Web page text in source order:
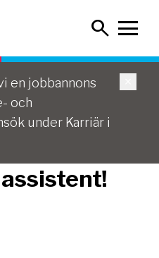
Sök
en jobbannons
och
under Karriär i
ekonomiassistent!